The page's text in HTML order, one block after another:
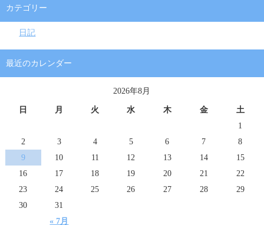
カテゴリー
日記
最近のカレンダー
2026年8月
日 月 火 水 木 金 土
« 7月
1
2
3 4 5 6 7
8
9
10 11 12 13 14
15
16
17 18 19 20 21
22
23
24 25 26 27 28
29
30
31